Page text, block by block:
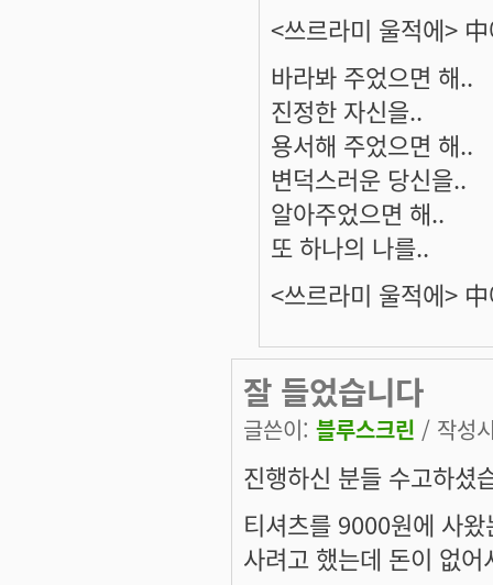
<쓰르라미 울적에>
바라봐 주었으면 해..
진정한 자신을..
용서해 주었으면 해..
변덕스러운 당신을..
알아주었으면 해..
또 하나의 나를..
<쓰르라미 울적에>
잘 들었습니다
글쓴이: 블루스크린 / 작성
진행하신 분들 수고하셨
티셔츠를 9000원에 사
사려고 했는데 돈이 없어